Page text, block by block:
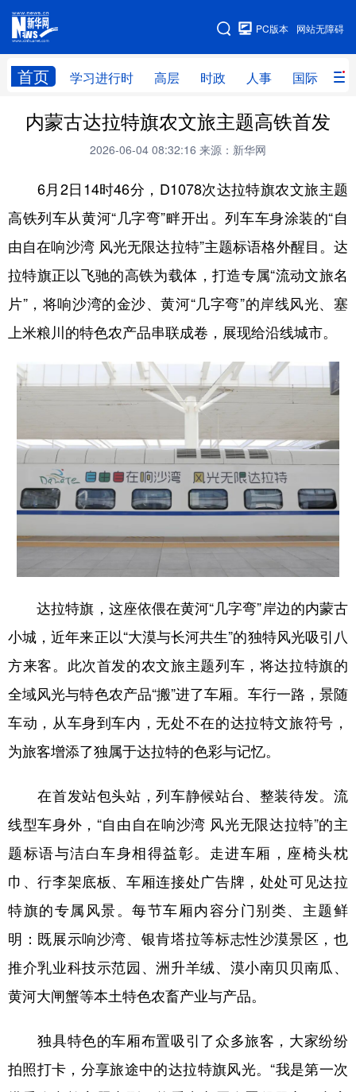
网站无障碍
PC版本
首页 学习进行时 高层 时政 人事 国际 财
网站地图
学习进行时 高层 时政 人事
财经 网评
台湾 思客智库 全球连线 教育
科技 科创 量子 体育
文化 书画 健康 军事
访谈 视频 图片 政务
学术中国 乡村振兴 银龄 溯源中国
彩票 娱乐 时尚 悦读
公益 一带一路 亚太网 上市公司
文化产业
地方频道
北京 天津 河北 山西
辽宁 上海 江苏
山东 河南 湖北 湖南
广东 广西 海南
陕西 甘肃 青海 宁夏
新疆 内蒙古 黑龙江
多语种频道
English Español Français عربى
Русский язык 日本語 한국어
内蒙古达拉特旗农文旅主题高铁首发
2026-06-04 08:32:16 来源：新华网
6月2日14时46分，D1078次达拉特旗农文旅主题
高铁列车从黄河“几字弯”畔开出。列车车身涂装的“自
由自在响沙湾 风光无限达拉特”主题标语格外醒目。达
拉特旗正以飞驰的高铁为载体，打造专属“流动文旅名
片”，将响沙湾的金沙、黄河“几字弯”的岸线风光、塞
上米粮川的特色农产品串联成卷，展现给沿线城市。
达拉特旗，这座依偎在黄河“几字弯”岸边的内蒙古
小城，近年来正以“大漠与长河共生”的独特风光吸引八
方来客。此次首发的农文旅主题列车，将达拉特旗的
全域风光与特色农产品“搬”进了车厢。车行一路，景随
车动，从车身到车内，无处不在的达拉特文旅符号，
为旅客增添了独属于达拉特的色彩与记忆。
在首发站包头站，列车静候站台、整装待发。流
线型车身外，“自由自在响沙湾 风光无限达拉特”的主
题标语与洁白车身相得益彰。走进车厢，座椅头枕
巾、行李架底板、车厢连接处广告牌，处处可见达拉
特旗的专属风景。每节车厢内容分门别类、主题鲜
明：既展示响沙湾、银肯塔拉等标志性沙漠景区，也
推介乳业科技示范园、洲升羊绒、漠小南贝贝南瓜、
黄河大闸蟹等本土特色农畜产业与产品。
独具特色的车厢布置吸引了众多旅客，大家纷纷
拍照打卡，分享旅途中的达拉特旗风光。“我是第一次